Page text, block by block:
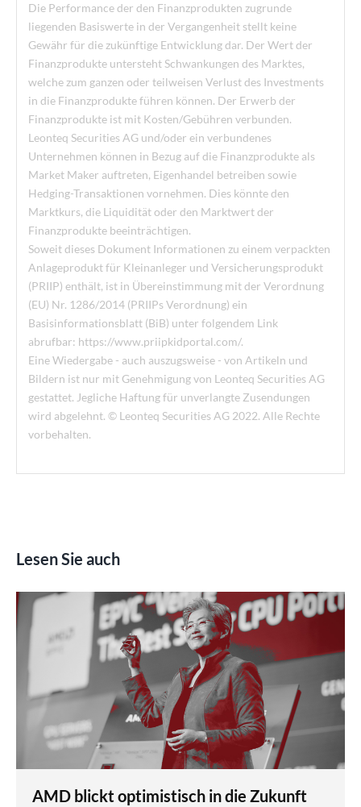
Die Performance der den Finanzprodukten zugrunde
liegenden Basiswerte in der Vergangenheit stellt keine
Gewähr für die zukünftige Entwicklung dar. Der Wert der
Finanzprodukte untersteht Schwankungen des Marktes,
welche zum ganzen oder teilweisen Verlust des Investments
in die Finanzprodukte führen können. Der Erwerb der
Finanzprodukte ist mit Kosten/Gebühren verbunden.
Leonteq Securities AG und/oder ein verbundenes
Unternehmen können in Bezug auf die Finanzprodukte als
Market Maker auftreten, Eigenhandel betreiben sowie
Hedging-Transaktionen vornehmen. Dies könnte den
Marktkurs, die Liquidität oder den Marktwert der
Finanzprodukte beeinträchtigen.
Soweit dieses Dokument Informationen zu einem verpackten
Anlageprodukt für Kleinanleger und Versicherungsprodukt
(PRIIP) enthält, ist in Übereinstimmung mit der Verordnung
(EU) Nr. 1286/2014 (PRIIPs Verordnung) ein
Basisinformationsblatt (BiB) unter folgendem Link
abrufbar: https://www.priipkidportal.com/.
Eine Wiedergabe - auch auszugsweise - von Artikeln und
Bildern ist nur mit Genehmigung von Leonteq Securities AG
gestattet. Jegliche Haftung für unverlangte Zusendungen
wird abgelehnt. © Leonteq Securities AG 2022. Alle Rechte
vorbehalten.
Lesen Sie auch
AMD blickt optimistisch in die Zukunft